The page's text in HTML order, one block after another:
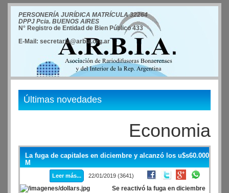
PERSONERÍA JURÍDICA MATRÍCULA 32264
DPPJ Pcia. BUENOS AIRES
N° Registro de Entidad de Bien Público 433
E-Mail: secretaria@arbia.org.ar
Últimas novedades
Economia
La fuga de capitales en diciembre y alcanzó los u$s60.000
M
Leer más... 22/01/2019 (3641)
Se reactivó la fuga en diciembre